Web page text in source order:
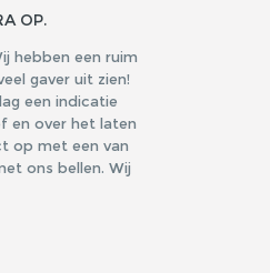
OP.
hebben een ruim
gaver uit zien!
een indicatie
en over het laten
op met een van
ons bellen. Wij